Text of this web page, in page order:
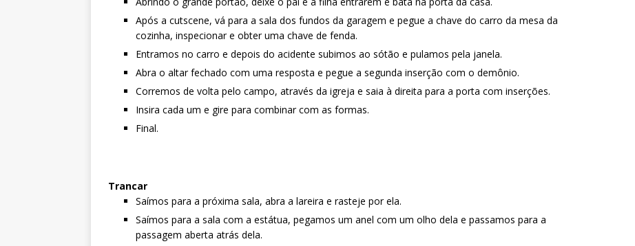
Após a cutscene, vá para a sala dos fundos da garagem e pegue a chave do carro da mesa da
cozinha, inspecionar e obter uma chave de fenda.
Entramos no carro e depois do acidente subimos ao sótão e pulamos pela janela.
Abra o altar fechado com uma resposta e pegue a segunda inserção com o demônio.
Corremos de volta pelo campo, através da igreja e saia à direita para a porta com inserções.
Insira cada um e gire para combinar com as formas.
Final.
Trancar
Saímos para a próxima sala, abra a lareira e rasteje por ela.
Saímos para a sala com a estátua, pegamos um anel com um olho dela e passamos para a
passagem aberta atrás dela.